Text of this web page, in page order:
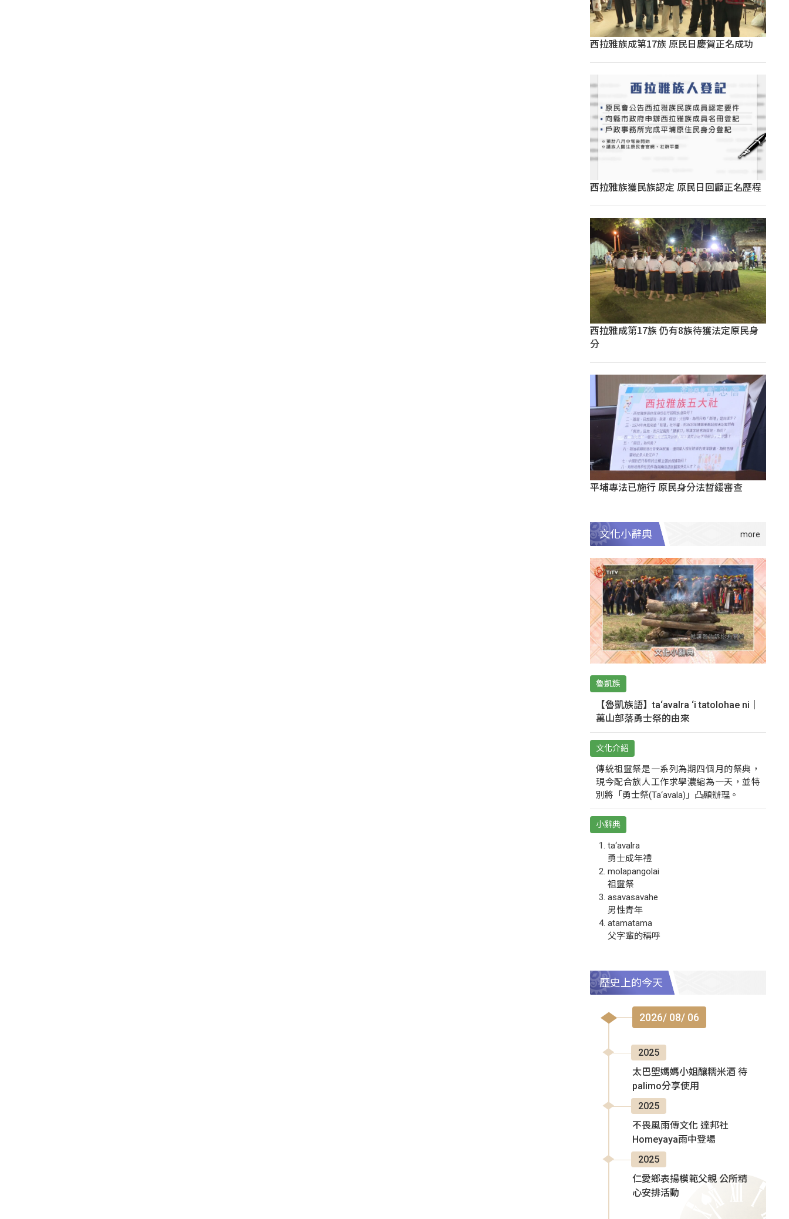
西拉雅族成第17族 原民日慶賀正名成功
西拉雅族獲民族認定 原民日回顧正名歷程
西拉雅成第17族 仍有8族待獲法定原民身
分
平埔專法已施行 原民身分法暫緩審查
文化小辭典
魯凱族
【魯凱族語】ta‘avalra ‘i tatolohae ni｜
萬山部落勇士祭的由來
文化介紹
傳統祖靈祭是一系列為期四個月的祭典，
現今配合族人工作求學濃縮為一天，並特
別將「勇士祭(Ta‘avala)」凸顯辦理。
小辭典
ta‘avalra
勇士成年禮
molapangolai
祖靈祭
asavasavahe
男性青年
atamatama
父字輩的稱呼
歷史上的今天
2026/ 08/ 06
2025
太巴塱媽媽小姐釀糯米酒 待
palimo分享使用
2025
不畏風雨傳文化 達邦社
Homeyaya雨中登場
2025
仁愛鄉表揚模範父親 公所精
心安排活動